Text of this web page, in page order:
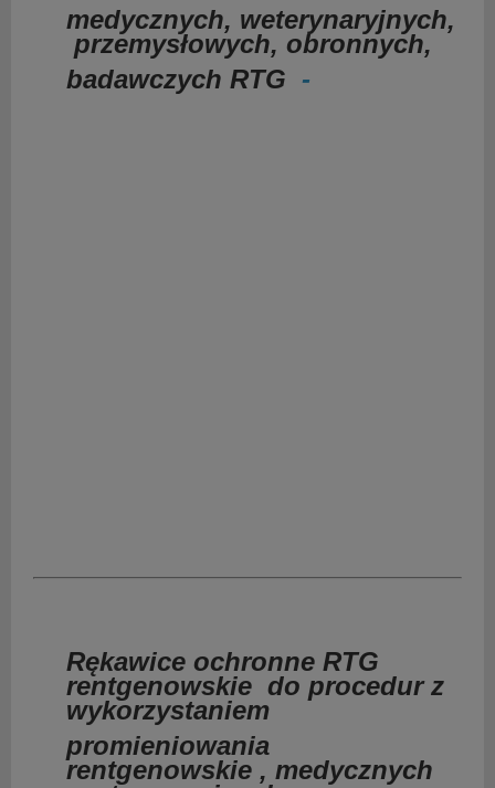
medycznych, weterynaryjnych,
przemysłowych, obronnych,
badawczych RTG -
Rękawice ochronne RTG
rentgenowskie do procedur z
wykorzystaniem
promieniowania
rentgenowskie , medycznych